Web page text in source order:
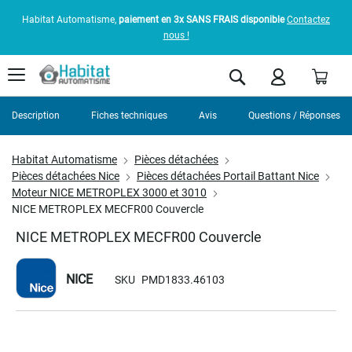
Habitat Automatisme, paiement en 3x SANS FRAIS disponible Contactez
nous !
Rechercher
Habitat Automatisme
Pièces détachées
Pièces détachées Nice
Pièces détachées Portail Battant Nice
Moteur NICE METROPLEX 3000 et 3010
NICE METROPLEX MECFR00 Couvercle
NICE METROPLEX MECFR00 Couvercle
NICE SKU PMD1833.46103
Description Fiches techniques Avis Questions / Réponses